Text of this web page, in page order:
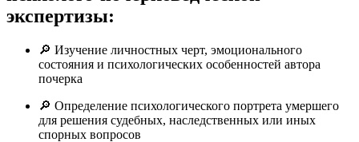
экспертизы:
🔎 Изучение личностных черт, эмоционального
состояния и психологических особенностей автора
почерка
🔎 Определение психологического портрета умершего
для решения судебных, наследственных или иных
спорных вопросов